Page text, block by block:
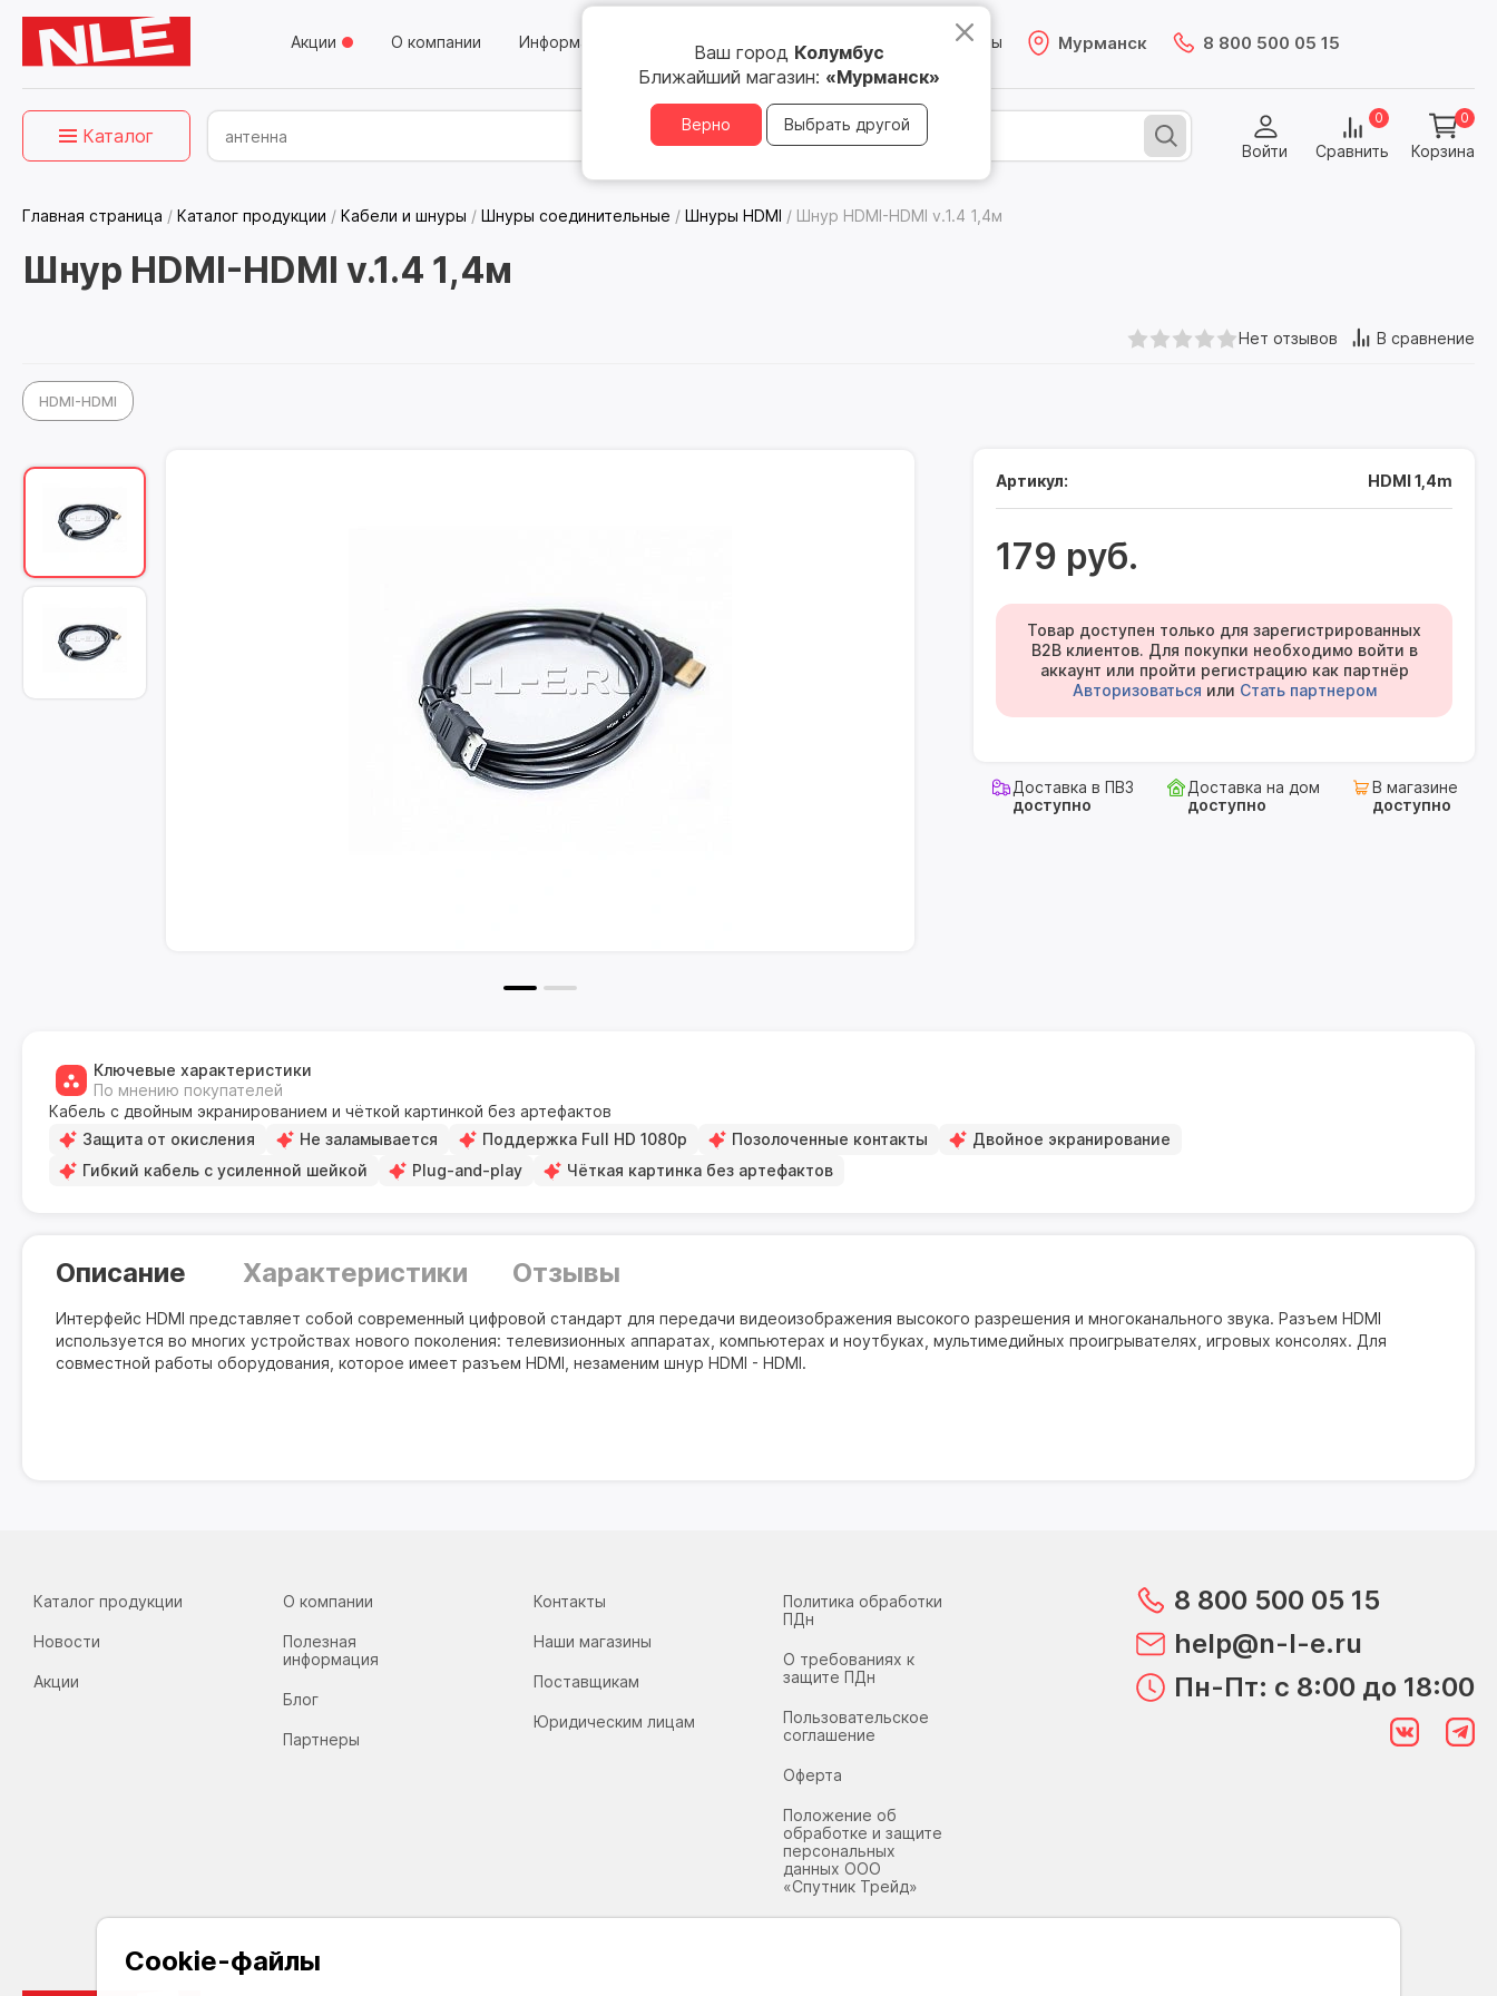
Акции О компании Информация Юридическим лицам Магазины Мурманск
Ваш город Колумбус
Ближайший магазин: «Мурманск»
Верно Выбрать другой
8 800 500 05 15
Каталог
Войти Сравнить
0
Корзина
0
Главная страница / Каталог продукции / Кабели и шнуры / Шнуры соединительные / Шнуры HDMI / Шнур HDMI-HDMI v.1.4 1,4м
Шнур HDMI-HDMI v.1.4 1,4м
Нет отзывов В сравнение
HDMI-HDMI
Артикул: HDMI 1,4m
179 руб.
Товар доступен только для зарегистрированных
B2B клиентов. Для покупки необходимо войти в
аккаунт или пройти регистрацию как партнёр
Авторизоваться или Стать партнером
Доставка в ПВЗ
доступно
Доставка на дом
доступно
В магазине
доступно
Ключевые характеристики
По мнению покупателей
Кабель с двойным экранированием и чёткой картинкой без артефактов
Защита от окисления
Не заламывается Поддержка Full HD 1080p Позолоченные контакты
Двойное экранирование
Гибкий кабель с усиленной шейкой
Plug-and-play Чёткая картинка без артефактов
Описание
Интерфейс HDMI представляет собой современный цифровой стандарт для передачи видеоизображения высокого разрешения и многоканального звука. Разъем HDMI
используется во многих устройствах нового поколения: телевизионных аппаратах, компьютерах и ноутбуках, мультимедийных проигрывателях, игровых консолях. Для
совместной работы оборудования, которое имеет разъем HDMI, незаменим шнур HDMI - HDMI.
Характеристики Отзывы
Каталог продукции
Новости
Акции
О компании
Полезная
информация
Блог
Партнеры
Контакты
Наши магазины
Поставщикам
Юридическим лицам
Политика обработки
ПДн
О требованиях к
защите ПДн
Пользовательское
соглашение
Оферта
Положение об
обработке и защите
персональных
данных ООО
«Спутник Трейд»
8 800 500 05 15
help@n-l-e.ru
Пн-Пт: с 8:00 до 18:00
Cookie-файлы